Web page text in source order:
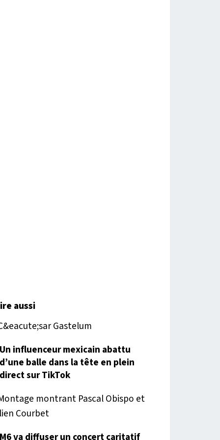
aussi
Un influenceur mexicain abattu
d’une balle dans la tête en plein
direct sur TikTok
M6 va diffuser un concert caritatif